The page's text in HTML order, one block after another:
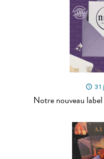
31
Notre nouveau